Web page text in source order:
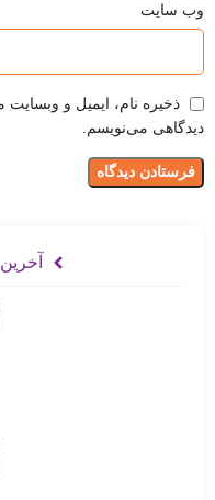
وب‌ سایت
ذخیره نام، ایمیل و
دیدگاهی می‌نویسم.